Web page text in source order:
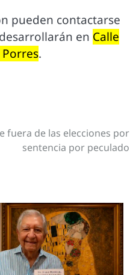
pueden contactarse
en Calle
.
fuera de las elecciones por
sentencia por peculado